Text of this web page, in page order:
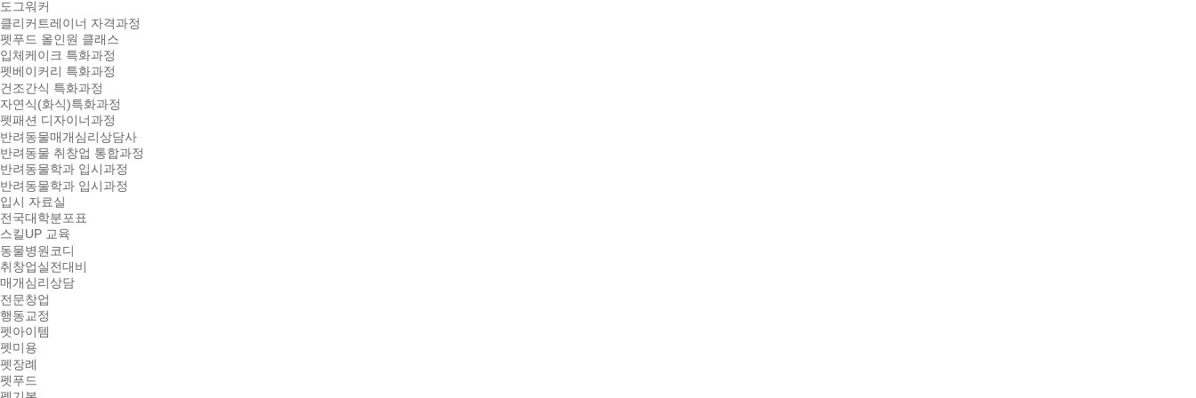
도그워커
클리커트레이너 자격과정
펫푸드 올인원 클래스
입체케이크 특화과정
펫베이커리 특화과정
건조간식 특화과정
자연식(화식)특화과정
펫패션 디자이너과정
반려동물매개심리상담사
반려동물 취창업 통합과정
반려동물학과 입시과정
반려동물학과 입시과정
입시 자료실
전국대학분포표
스킬UP 교육
동물병원코디
취창업실전대비
매개심리상담
전문창업
행동교정
펫아이템
펫미용
펫장례
펫푸드